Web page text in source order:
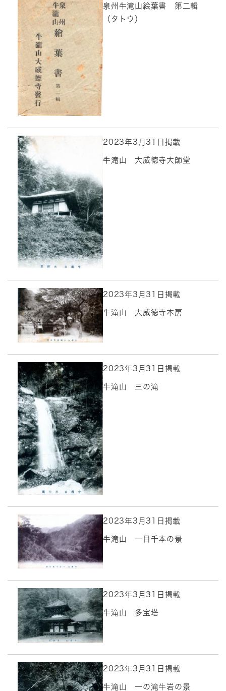
泉州牛滝山絵葉書 第二輯
（タトウ）
2023年3月31日掲載
牛滝山 大威徳寺大師堂
2023年3月31日掲載
牛滝山 大威徳寺本房
2023年3月31日掲載
牛滝山 三の滝
2023年3月31日掲載
牛滝山 一目千本の景
2023年3月31日掲載
牛滝山 多宝塔
2023年3月31日掲載
牛滝山 一の滝牛岩の景